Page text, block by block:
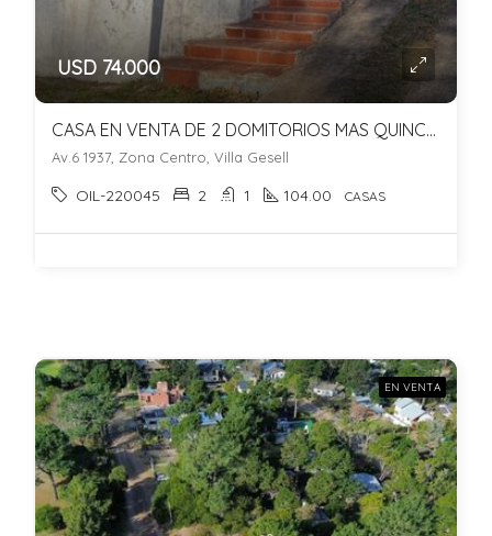
USD 74.000
CASA EN VENTA DE 2 DOMITORIOS MAS QUINCHO. GAS NATURAL Y CALEFACCION!
Av.6 1937, Zona Centro, Villa Gesell
OIL-220045 2 1 104.00 CASAS
EN VENTA